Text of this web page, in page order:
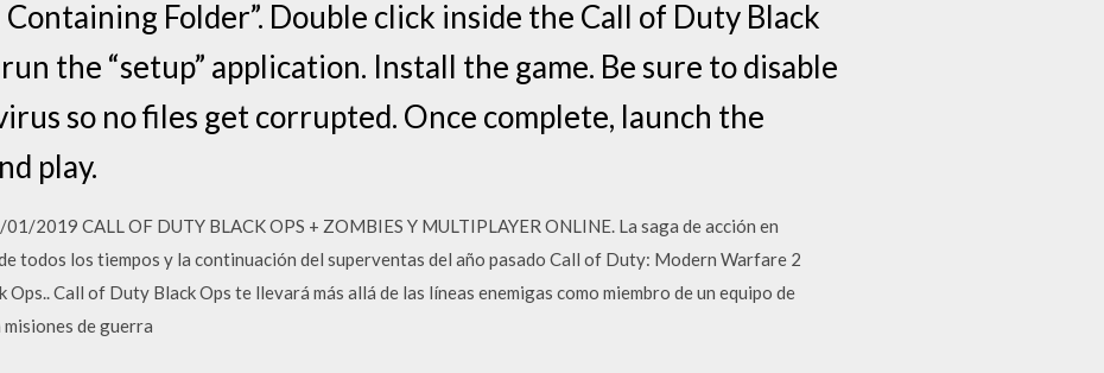
Containing Folder”. Double click inside the Call of Duty Black
the “setup” application. Install the game. Be sure to disable
so no files get corrupted. Once complete, launch the
play.
2019 CALL OF DUTY BLACK OPS + ZOMBIES Y MULTIPLAYER ONLINE. La saga de acción en
todos los tiempos y la continuación del superventas del año pasado Call of Duty: Modern Warfare 2
Call of Duty Black Ops te llevará más allá de las líneas enemigas como miembro de un equipo de
de guerra